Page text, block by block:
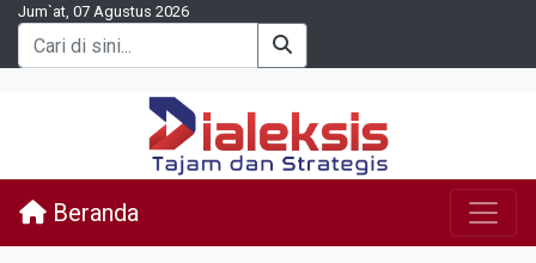
Jum`at, 07 Agustus 2026
Beranda